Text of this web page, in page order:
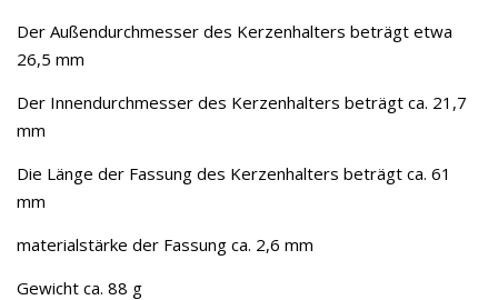
Der Außendurchmesser des Kerzenhalters beträgt etwa
26,5 mm
Der Innendurchmesser des Kerzenhalters beträgt ca. 21,7
mm
Die Länge der Fassung des Kerzenhalters beträgt ca. 61
mm
materialstärke der Fassung ca. 2,6 mm
Gewicht ca. 88 g